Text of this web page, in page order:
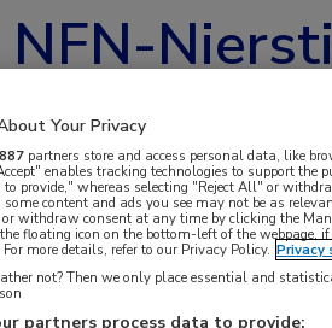
ontving Edouard Fu van
treatment strategies
data’.
Your Privacy
887 partners store and access personal data, like
enables tracking technologies to support the
to provide," whereas selecting "Reject All" or
some content and ads you see may not be as
or withdraw consent at any time by clicking the
floating icon on the bottom-left of the webpage,
more details, refer to our Privacy Policy.
not? Then we only place essential and
partners process data to provide: